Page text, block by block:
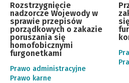
Rozstrzygnięcie
nadzorcze Wojewody w
sprawie przepisów
porządkowych o zakazie
poruszania się
homofobicznymi
furgonetkami
Prawo administracyjne
Prawo karne